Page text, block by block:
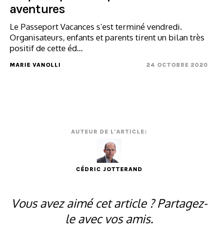
aventures
Le Passeport Vacances s’est terminé vendredi.
Organisateurs, enfants et parents tirent un bilan très
positif de cette éd...
MARIE VANOLLI 24 OCTOBRE 2020
AUTEUR DE L'ARTICLE:
CÉDRIC JOTTERAND
Vous avez aimé cet article ? Partagez-
le avec vos amis.